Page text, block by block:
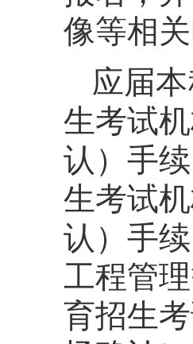
像等相
应届
生考试
认）手
生考试
认）手
工程管
育招生